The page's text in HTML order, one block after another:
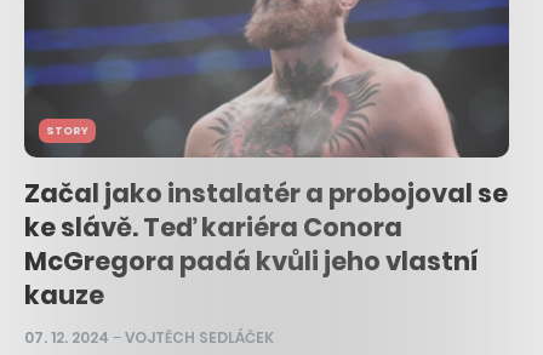
STORY
Začal jako instalatér a probojoval se
ke slávě. Teď kariéra Conora
McGregora padá kvůli jeho vlastní
kauze
07. 12. 2024 –VOJTĚCH SEDLÁČEK